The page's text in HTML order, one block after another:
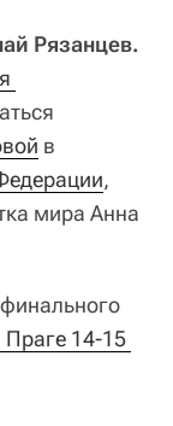
Рязанцев.
в
,
мира Анна
финального
Праге 14-15